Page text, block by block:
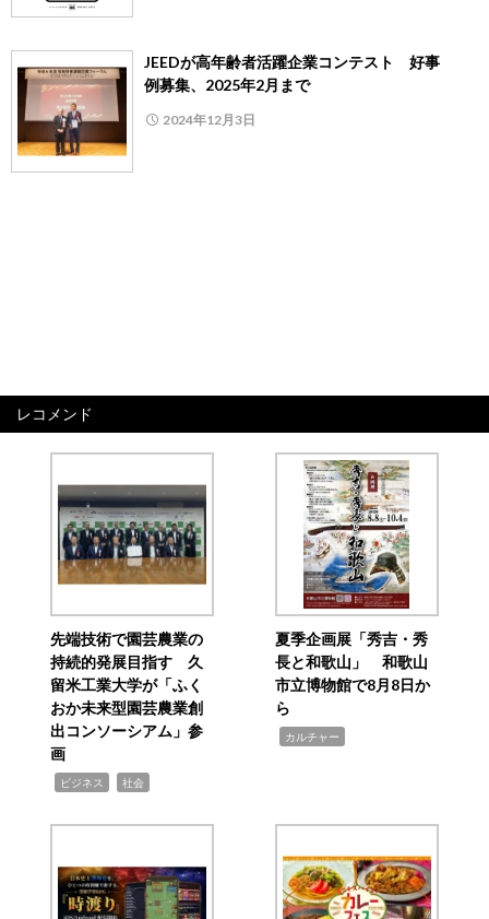
JEEDが高年齢者活躍企業コンテスト 好事
例募集、2025年2月まで
2024年12月3日
レコメンド
先端技術で園芸農業の
持続的発展目指す 久
留米工業大学が「ふく
おか未来型園芸農業創
出コンソーシアム」参
画
ビジネス 社会
夏季企画展「秀吉・秀
長と和歌山」 和歌山
市立博物館で8月8日か
ら
カルチャー